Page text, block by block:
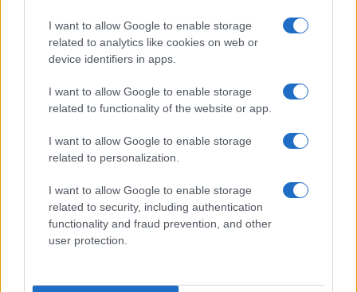
I want to allow Google to enable storage
related to analytics like cookies on web or
device identifiers in apps.
I want to allow Google to enable storage
related to functionality of the website or app.
I want to allow Google to enable storage
related to personalization.
I want to allow Google to enable storage
related to security, including authentication
functionality and fraud prevention, and other
user protection.
Continua a leggere